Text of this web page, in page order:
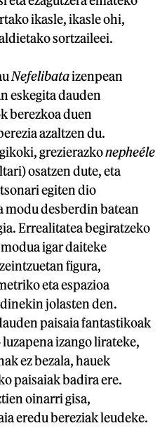
ikasle, ikasle ohi,
sortzaileei.
Nefelibataizenpean
eskegita dauden
berezkoa duen
azaltzen du.
grezierazkonepheéle
osatzen dute, eta
egiten dio
modu desberdin batean
Errealitatea begiratzeko
igar daiteke
figura,
eta espazioa
jolasten den.
paisaia fantastikoak
luzapena izango lirateke,
ez bezala, hauek
paisaiak badira ere.
oinarri gisa,
eredu bereziak leudeke.